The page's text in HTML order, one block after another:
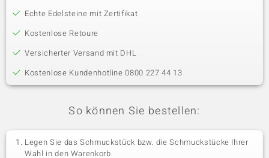
Echte Edelsteine mit Zertifikat
Kostenlose Retoure
Versicherter Versand mit DHL
Kostenlose Kundenhotline 0800 227 44 13
So können Sie bestellen:
Legen Sie das Schmuckstück bzw. die Schmuckstücke Ihrer
Wahl in den Warenkorb.